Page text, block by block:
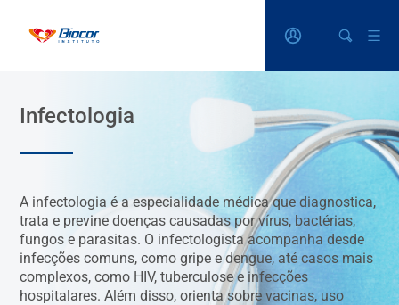
Infectologia
A infectologia é a especialidade médica que diagnostica,
trata e previne doenças causadas por vírus, bactérias,
fungos e parasitas. O infectologista acompanha desde
infecções comuns, como gripe e dengue, até casos mais
complexos, como HIV, tuberculose e infecções
hospitalares. Além disso, orienta sobre vacinas, uso